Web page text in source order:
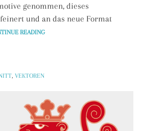
genommen, dieses
und an das neue Format
READING„LASERCUT:
, VEKTOREN